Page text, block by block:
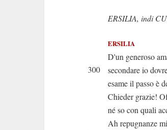
ERSILIA, indi
ERSILIA
D'un generoso
300
secondare io
esame il passo è
Chieder grazie!
né so con quali
Ah repugnanze